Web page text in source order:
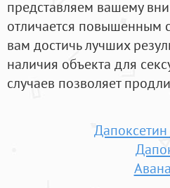
представляем вашему
отличается повышенным
вам достичь лучших
наличия объекта для
случаев позволяет